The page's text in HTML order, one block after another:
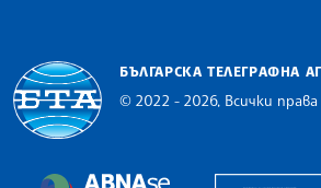
БЪЛГАРСКА ТЕЛЕГРАФНА
© 2022 - 2026, Всички права
The Assocoation of